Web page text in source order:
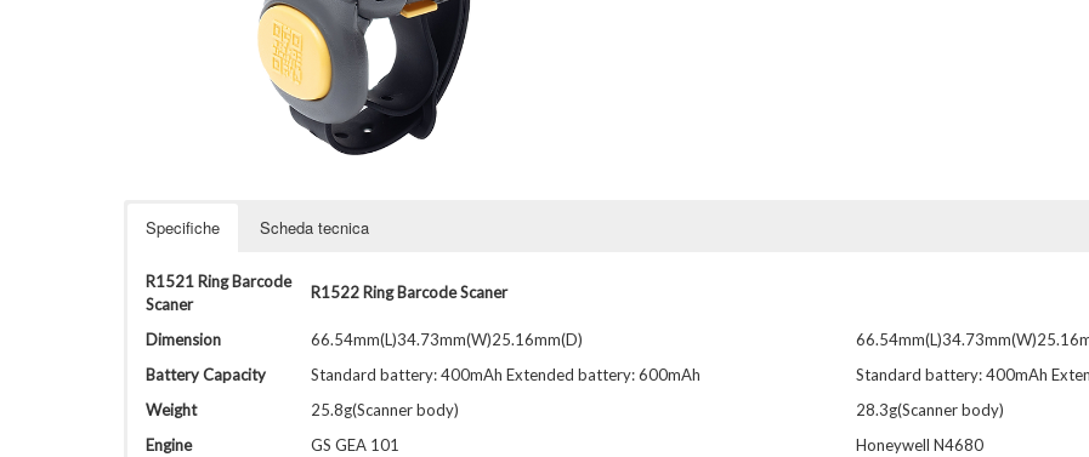
Specifiche Scheda tecnica
R1521 Ring Barcode
Scaner
R1522 Ring Barcode Scaner
Dimension 66.54mm(L)34.73mm(W)25.16mm(D)
Battery Capacity
Standard battery: 400mAh Extended battery: 600mAh
Standard battery: 400mAh
Weight
25.8g(Scanner body)
28.3g(Scanner body)
Engine
GS GEA 101
Honeywell N4680